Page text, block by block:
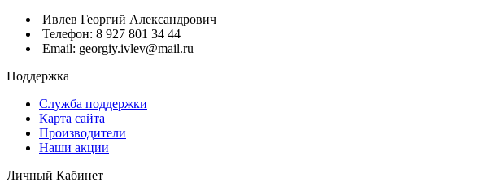
Ивлев Георгий Александрович
Телефон: 8 927 801 34 44
Email: georgiy.ivlev@mail.ru
Поддержка
Служба поддержки
Карта сайта
Производители
Наши акции
Личный Кабинет